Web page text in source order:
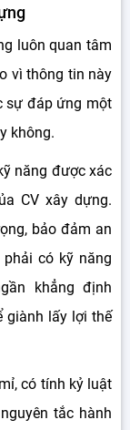
luôn quan tâm
vì thông tin này
sự đáp ứng một
không.
năng được xác
CV xây dựng.
bảo đảm an
có kỹ năng
khẳng định
giành lấy lợi thế
có tính kỷ luật
tắc hành